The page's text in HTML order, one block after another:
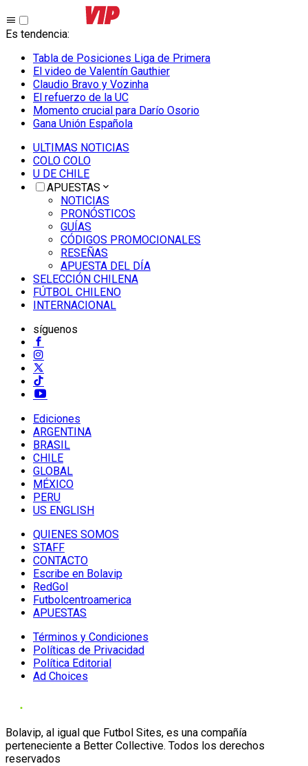
Es tendencia:
Tabla de Posiciones Liga de Primera
El video de Valentín Gauthier
Claudio Bravo y Vozinha
El refuerzo de la UC
Momento crucial para Darío Osorio
Gana Unión Española
ULTIMAS NOTICIAS
COLO COLO
U DE CHILE
APUESTAS
NOTICIAS
PRONÓSTICOS
GUÍAS
CÓDIGOS PROMOCIONALES
RESEÑAS
APUESTA DEL DÍA
SELECCIÓN CHILENA
FÚTBOL CHILENO
INTERNACIONAL
síguenos
Ediciones
ARGENTINA
BRASIL
CHILE
GLOBAL
MÉXICO
PERU
US ENGLISH
QUIENES SOMOS
STAFF
CONTACTO
Escribe en Bolavip
RedGol
Futbolcentroamerica
APUESTAS
Términos y Condiciones
Políticas de Privacidad
Política Editorial
Ad Choices
Bolavip, al igual que Futbol Sites, es una compañía
perteneciente a Better Collective. Todos los derechos
reservados